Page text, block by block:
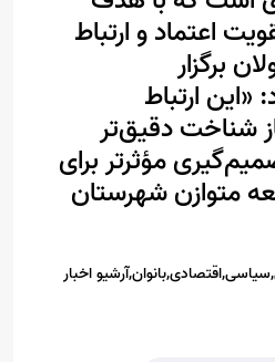
اعتماد و ارتباط
برگزار
«این ارتباط
شناخت دقیق‌تر
مؤثرتر برای
متوازن شهرستان
اخبار